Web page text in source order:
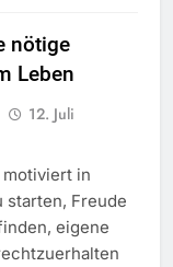
nötige
Leben
12. Juli
motiviert in
starten, Freude
eigene